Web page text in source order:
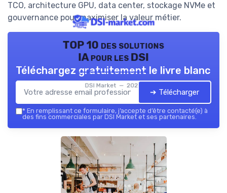
TCO, architecture GPU, data center, stockage NVMe et
gouvernance pour maximiser la valeur métier.
TOP 10 des solutions
IA pour les DSI
DSI Market — 2026
Téléchargez gratuitement le livre blanc
➔ Télécharger
* En remplissant ce formulaire, j’accepte d’être contacté(e) à
des fins commerciales par DSI Market et ses partenaires.